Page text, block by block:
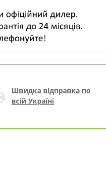
Швидка відправка по
всій Україні